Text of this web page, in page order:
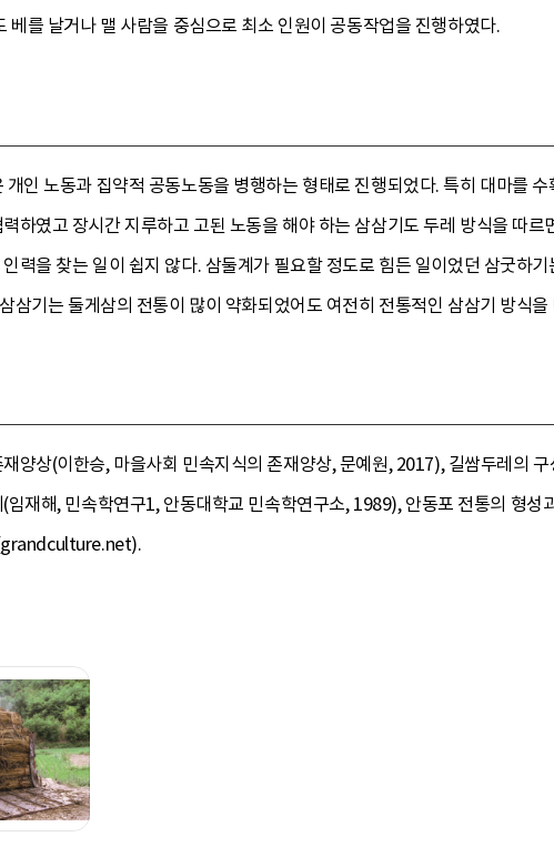
베를 날거나 맬 사람을 중심으로 최소 인원이 공동작업을 진행하였다.
인 노동과 집약적 공동노동을 병행하는 형태로 진행되었다. 특히 대마를
하였고 장시간 지루하고 고된 노동을 해야 하는 삼삼기도 두레 방식을 따
력을 찾는 일이 쉽지 않다. 삼둘계가 필요할 정도로 힘든 일이었던 삼굿하
삼기는 둘게삼의 전통이 많이 약화되었어도 여전히 전통적인 삼삼기 방식을
양상(이한승, 마을사회 민속지식의 존재양상, 문예원, 2017), 길쌈두레의
임재해, 민속학연구1, 안동대학교 민속학연구소, 1989), 안동포 전통의 형성